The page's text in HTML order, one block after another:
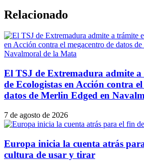
Relacionado
El TSJ de Extremadura admite a
de Ecologistas en Acción contra
datos de Merlin Edged en
7 de agosto de 2026
Europa inicia la cuenta atrás
cultura de usar y tirar